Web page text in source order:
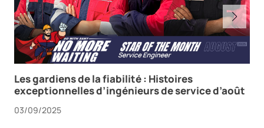
Les gardiens de la fiabilité : Histoires
exceptionnelles d’ingénieurs de service d’août
03/09/2025